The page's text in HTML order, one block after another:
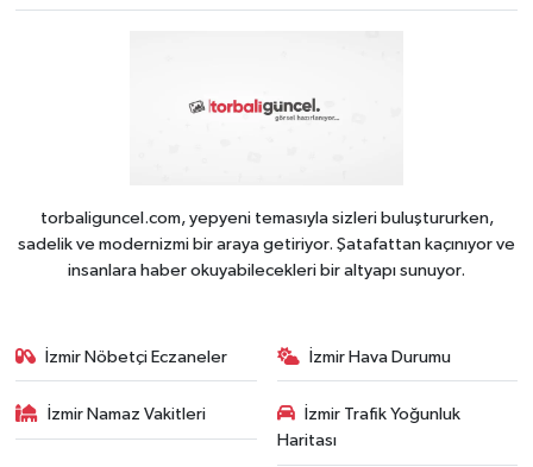
torbaliguncel.com, yepyeni temasıyla sizleri buluştururken,
sadelik ve modernizmi bir araya getiriyor. Şatafattan kaçınıyor ve
insanlara haber okuyabilecekleri bir altyapı sunuyor.
İzmir Nöbetçi Eczaneler İzmir Hava Durumu
İzmir Namaz Vakitleri
İzmir Trafik Yoğunluk
Haritası